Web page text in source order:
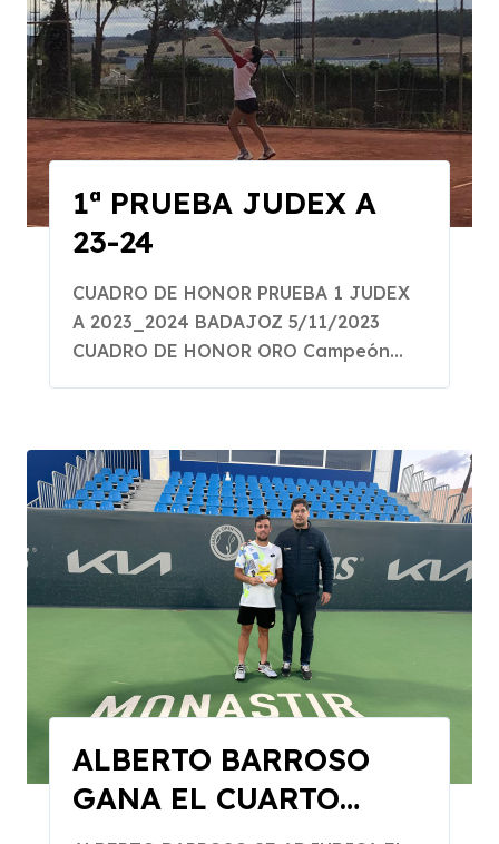
1ª PRUEBA JUDEX A
23-24
CUADRO DE HONOR PRUEBA 1 JUDEX
A 2023_2024 BADAJOZ 5/11/2023
CUADRO DE HONOR ORO Campeón...
ALBERTO BARROSO
GANA EL CUARTO